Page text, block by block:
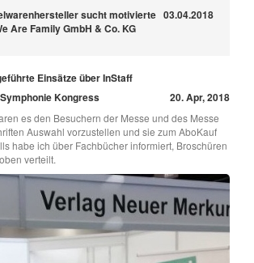
sucht motivierte
Are Family GmbH & Co. KG
03.04.2018
Einsätze über InStaff
Kongress
20. Apr, 2018
es den Besuchern der Messe und des Messe
Auswahl vorzustellen und sie zum AboKauf
habe ich über Fachbücher informiert, Broschüren
verteilt.